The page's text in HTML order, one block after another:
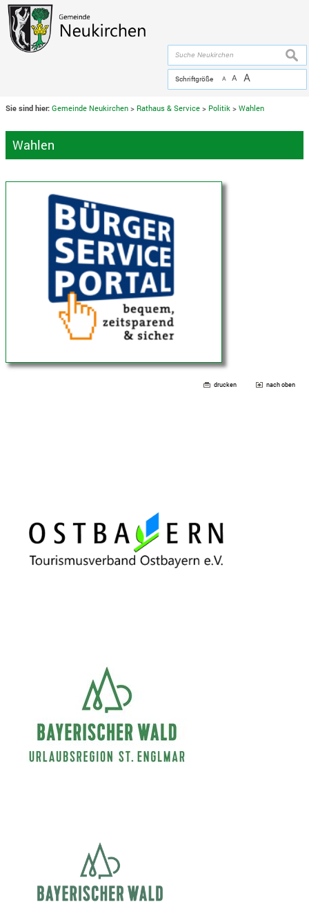
Zum Inhalt,zur Navigation
Schriftgröße A A A
Sie sind hier: Gemeinde Neukirchen > Rathaus & Service > Politik >Wahlen
Wahlen
drucken nach oben